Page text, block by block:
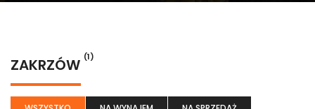
ZAKRZÓW (1)